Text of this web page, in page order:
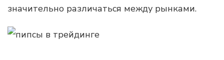
значительно различаться между рынками.